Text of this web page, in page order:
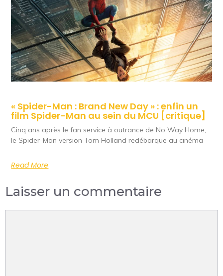
« Spider-Man : Brand New Day » : enfin un
film Spider-Man au sein du MCU [critique]
Cinq ans après le fan service à outrance de No Way Home,
le Spider-Man version Tom Holland redébarque au cinéma
Read More
Laisser un commentaire